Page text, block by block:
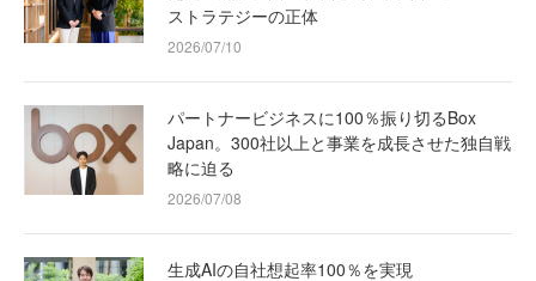
ストラテジーの正体
2026/07/10
パートナービジネスに100％振り切るBox
Japan。300社以上と事業を成長させた独自戦
略に迫る
2026/07/08
生成AIの自社想起率100％を実現